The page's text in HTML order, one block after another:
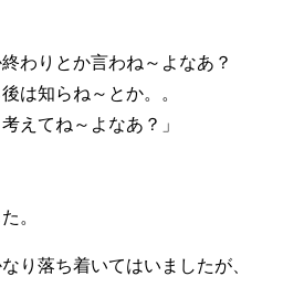
わりとか言わね～よなあ？
は知らね～とか。。
えてね～よなあ？」
。
り落ち着いてはいましたが、